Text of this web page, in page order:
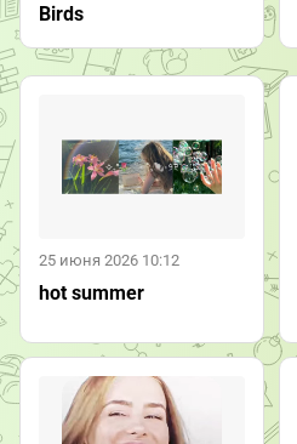
Birds
25 июня 2026 10:12
hot summer